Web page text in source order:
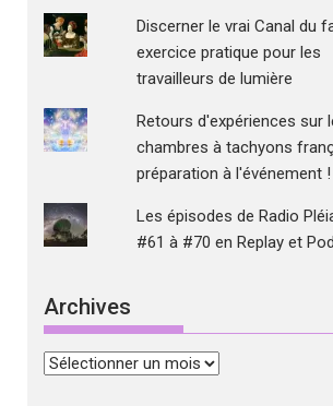
Discerner le vrai Canal du
exercice pratique pour les
travailleurs de lumière
Retours d'expériences sur
chambres à tachyons
préparation à l'événement !
Les épisodes de Radio
#61 à #70 en Replay et
Archives
Archives